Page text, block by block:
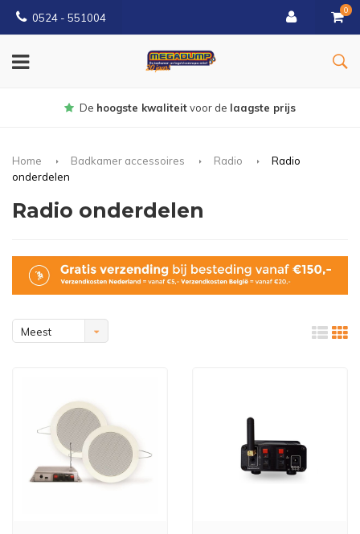
0524 - 551004
0
Gratisbezorgd vanaf €150
Home Badkamer accessoires Radio
Radio
onderdelen
Radio onderdelen
Meest